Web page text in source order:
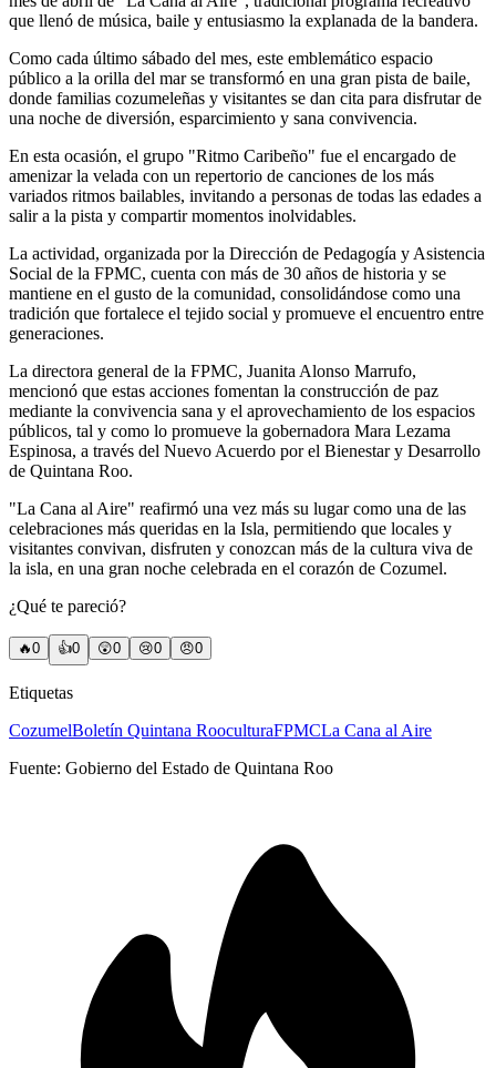
que llenó de música, baile y entusiasmo la explanada de la bandera.
Como cada último sábado del mes, este emblemático espacio
público a la orilla del mar se transformó en una gran pista de baile,
donde familias cozumeleñas y visitantes se dan cita para disfrutar de
una noche de diversión, esparcimiento y sana convivencia.
En esta ocasión, el grupo "Ritmo Caribeño" fue el encargado de
amenizar la velada con un repertorio de canciones de los más
variados ritmos bailables, invitando a personas de todas las edades a
salir a la pista y compartir momentos inolvidables.
La actividad, organizada por la Dirección de Pedagogía y Asistencia
Social de la FPMC, cuenta con más de 30 años de historia y se
mantiene en el gusto de la comunidad, consolidándose como una
tradición que fortalece el tejido social y promueve el encuentro entre
generaciones.
La directora general de la FPMC, Juanita Alonso Marrufo,
mencionó que estas acciones fomentan la construcción de paz
mediante la convivencia sana y el aprovechamiento de los espacios
públicos, tal y como lo promueve la gobernadora Mara Lezama
Espinosa, a través del Nuevo Acuerdo por el Bienestar y Desarrollo
de Quintana Roo.
"La Cana al Aire" reafirmó una vez más su lugar como una de las
celebraciones más queridas en la Isla, permitiendo que locales y
visitantes convivan, disfruten y conozcan más de la cultura viva de
la isla, en una gran noche celebrada en el corazón de Cozumel.
¿Qué te pareció?
🔥0 👍0 😲0 😢0 😠0
Etiquetas
CozumelBoletín Quintana RooculturaFPMCLa Cana al Aire
Fuente: Gobierno del Estado de Quintana Roo